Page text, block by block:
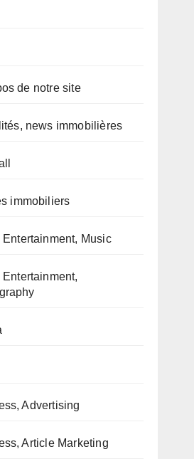
de notre site
news immobilières
immobiliers
Entertainment, Music
Entertainment,
Advertising
Article Marketing